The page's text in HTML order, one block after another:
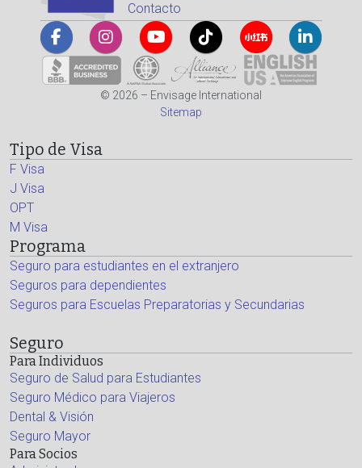
Contacto
© 2026 – Envisage International
Sitemap
Tipo de Visa
F Visa
J Visa
OPT
M Visa
Programa
Seguro para estudiantes en el extranjero
Seguros para dependientes
Seguros para Escuelas Preparatorias y Secundarias
Seguro
Para Individuos
Seguro de Salud para Estudiantes
Seguro Médico para Viajeros
Dental & Visión
Seguro Mayor
Para Socios